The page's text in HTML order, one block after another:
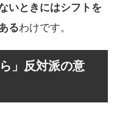
いときにはシフトを
るわけです。
」反対派の意